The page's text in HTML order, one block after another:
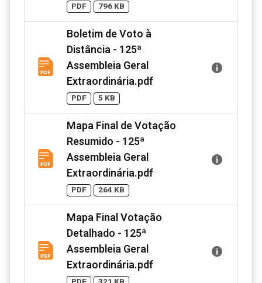
PDF 796 KB
Boletim de Voto à
Distância - 125ª
Assembleia Geral
Extraordinária.pdf
PDF 5 KB
Mapa Final de Votação
Resumido - 125ª
Assembleia Geral
Extraordinária.pdf
PDF 264 KB
Mapa Final Votação
Detalhado - 125ª
Assembleia Geral
Extraordinária.pdf